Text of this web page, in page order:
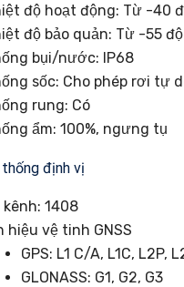
độ hoạt động: Từ -40
độ bảo quản: Từ -55
bụi/nước: IP68
sốc: Cho phép rơi tự
rung: Có
ẩm: 100%, ngưng tụ
thống định vị
kênh: 1408
hiệu vệ tinh GNSS
GPS: L1 C/A, L1C, L2P,
GLONASS: G1, G2, G3